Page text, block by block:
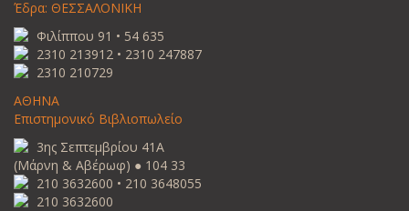
Έδρα: ΘΕΣΣΑΛΟΝΙΚΗ
Φιλίππου 91 • 54 635
2310 213912 • 2310 247887
2310 210729
ΑΘΗΝΑ
Επιστημονικό Βιβλιοπωλείο
3ης Σεπτεμβρίου 41Α
(Μάρνη & Αβέρωφ) ● 104 33
210 3632600 • 210 3648055
210 3632600